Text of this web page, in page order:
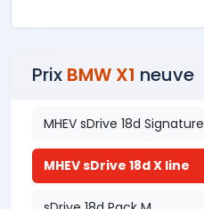
Prix BMW X1 neuve
MHEV sDrive 18d Signature
MHEV sDrive 18d X line